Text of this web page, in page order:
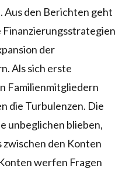
Aus den Berichten geht
Finanzierungsstrategien
der
Als sich erste
Familienmitgliedern
die Turbulenzen. Die
unbeglichen blieben,
den Konten
werfen Fragen